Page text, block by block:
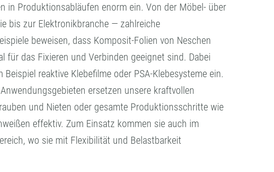
in Produktionsabläufen enorm ein. Von der Möbel- über
bis zur Elektronikbranche — zahlreiche
beweisen, dass Komposit-Folien von Neschen
für das Fixieren und Verbinden geeignet sind. Dabei
Beispiel reaktive Klebefilme oder PSA-Klebesysteme ein.
ersetzen unsere kraftvollen
und Nieten oder gesamte Produktionsschritte wie
effektiv. Zum Einsatz kommen sie auch im
wo sie mit Flexibilität und Belastbarkeit